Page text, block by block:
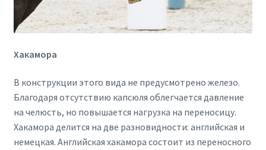
Хакамора
В конструкции этого вида не предусмотрено железо.
Благодаря отсутствию капсюля облегчается давление
на челюсть, но повышается нагрузка на переносицу.
Хакамора делится на две разновидности: английская и
немецкая. Английская хакамора состоит из переносного